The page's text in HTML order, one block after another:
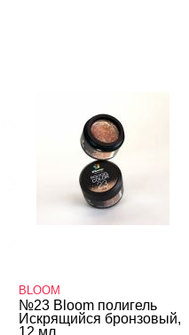
BLOOM
BSG
FOXY Expert
HOLY MOLLY
ЦВЕТ
BLOOM
№23 Bloom полигель
Искрящийся бронзовый,
12 мл